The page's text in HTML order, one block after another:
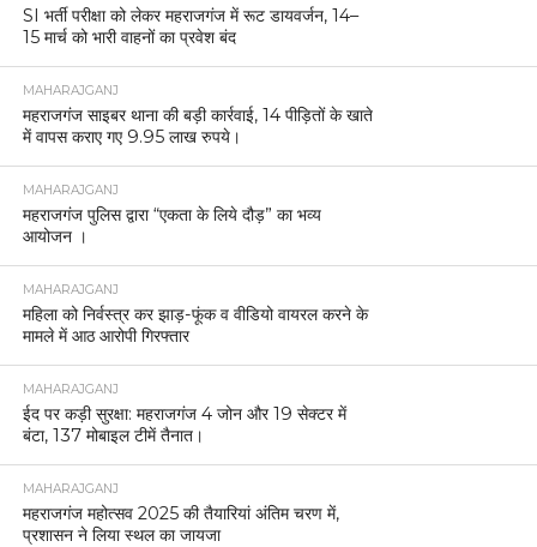
SI भर्ती परीक्षा को लेकर महराजगंज में रूट डायवर्जन, 14–
15 मार्च को भारी वाहनों का प्रवेश बंद
MAHARAJGANJ
महराजगंज साइबर थाना की बड़ी कार्रवाई, 14 पीड़ितों के खाते
में वापस कराए गए 9.95 लाख रुपये।
MAHARAJGANJ
महराजगंज पुलिस द्वारा “एकता के लिये दौड़” का भव्य
आयोजन ।
MAHARAJGANJ
महिला को निर्वस्त्र कर झाड़-फूंक व वीडियो वायरल करने के
मामले में आठ आरोपी गिरफ्तार
MAHARAJGANJ
ईद पर कड़ी सुरक्षा: महराजगंज 4 जोन और 19 सेक्टर में
बंटा, 137 मोबाइल टीमें तैनात।
MAHARAJGANJ
महराजगंज महोत्सव 2025 की तैयारियां अंतिम चरण में,
प्रशासन ने लिया स्थल का जायजा